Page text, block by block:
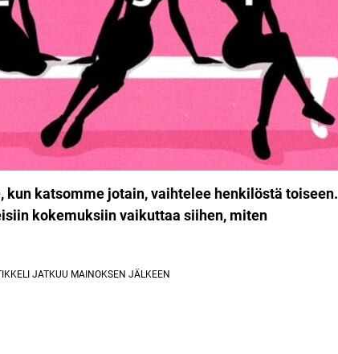
kun katsomme jotain, vaihtelee henkilöstä toiseen.
kokemuksiin vaikuttaa siihen, miten